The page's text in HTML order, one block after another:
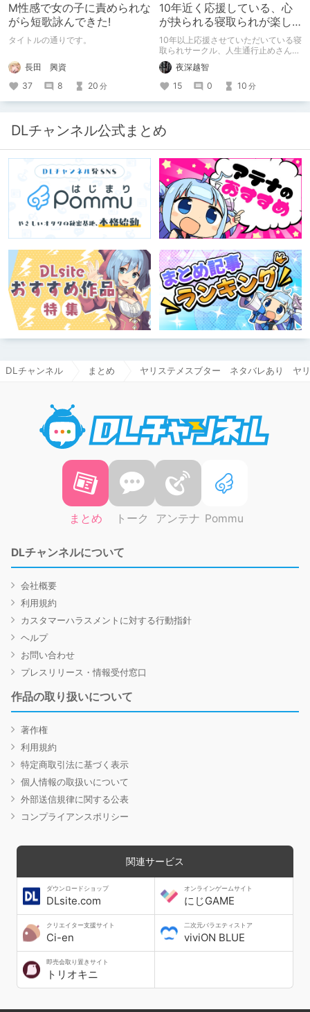
M性感で女の子に責められな
がら短歌詠んできた!
タイトルの通りです。
長田 興資
37
8 20 分
10年近く応援している、心
が抉られる寝取られが楽し
めるサークル
10年以上応援させていただいている寝
取られサークル、人生通行止めさんの
新作がとても良かったので、新作を中
心に、このサークルのゲームを紹介し
たくて、記事を書かせていただく。
キミノオモイからずっと好きな熱心な
ファンとしての記事にどうか、お付き
微修正）
夜深越智
15
0 10 分
DLチャンネル公式まとめ
DLチャンネル まとめ ヤリステメスブター ネタバレあり ヤ
まとめ トーク アンテナ Pommu
DLチャンネルについて
会社概要
利用規約
カスタマーハラスメントに対する行動指針
ヘルプ
お問い合わせ
プレスリリース・情報受付窓口
作品の取り扱いについて
著作権
利用規約
特定商取引法に基づく表示
個人情報の取扱いについて
外部送信規律に関する公表
コンプライアンスポリシー
関連サービス
ダウンロードショップ
DLsite.com
オンラインゲームサイト
にじGAME
クリエイター支援サイト
Ci-en
二次元バラエティストア
viviON BLUE
即売会取り置きサイト
トリオキニ